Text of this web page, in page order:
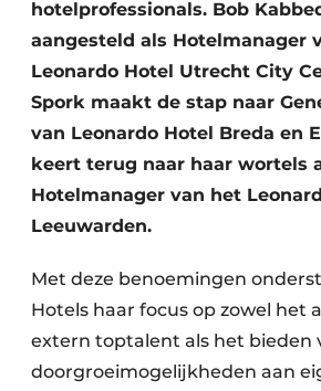
hotelprofessionals. Bob
aangesteld als Hotelmanager
Leonardo Hotel Utrecht City
Spork maakt de stap naar
van Leonardo Hotel Breda en
keert terug naar haar wortels
Hotelmanager van het
Leeuwarden.
Met deze benoemingen
Hotels haar focus op zowel het
extern toptalent als het bieden
doorgroeimogelijkheden aan